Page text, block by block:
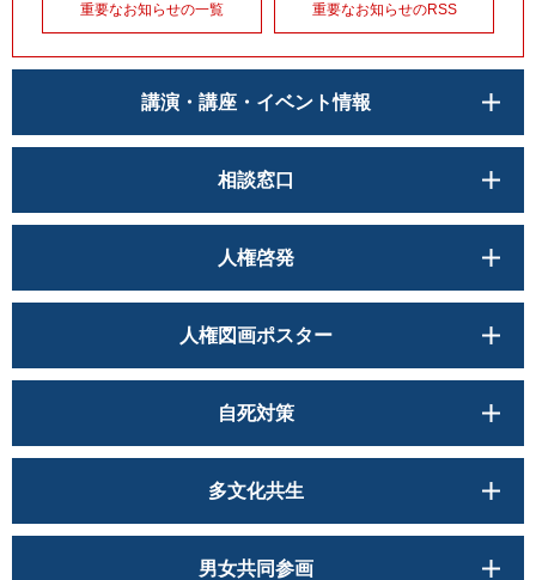
重要なお知らせの一覧 重要なお知らせのRSS
講演・講座・イベント情報
相談窓口
人権啓発
人権図画ポスター
自死対策
多文化共生
男女共同参画